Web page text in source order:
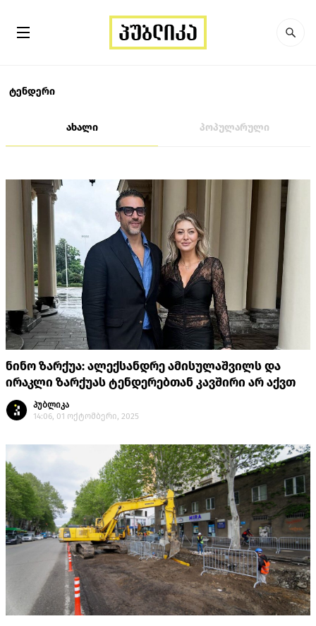
ტენდერი
ახალი პოპულარული
ნინო ზარქუა: ალექსანდრე ამისულაშვილს და
ირაკლი ზარქუას ტენდერებთან კავშირი არ აქვთ
პუბლიკა
14:06, 01 ოქტომბერი, 2025